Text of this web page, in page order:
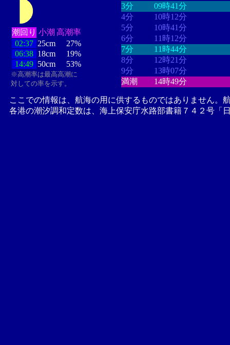
潮回り 小潮 高潮率
02:37 25cm
27%
06:38 18cm
19%
14:49 50cm 53%
※高潮率は最高高潮に
対しての率を示す。
3分
09時41分
4分
10時12分
5分
10時41分
6分
11時12分
7分
11時44分
8分
12時21分
9分
13時07分
満潮
14時49分
ここでの情報は、航海の用に供するものではありません。
各港の潮汐調和定数は、海上保安庁水路部書籍７４２号「